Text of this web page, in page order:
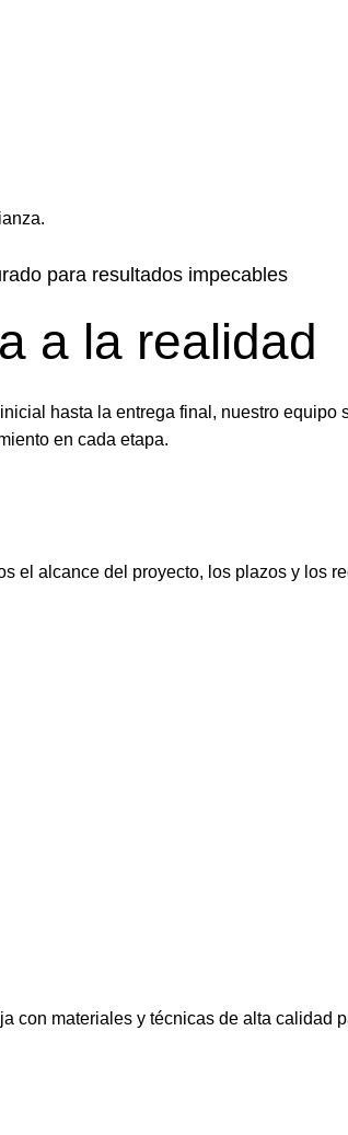
para resultados impecables
a la realidad
hasta la entrega final, nuestro
en cada etapa.
el alcance del proyecto, los plazos y los
con materiales y técnicas de alta calidad